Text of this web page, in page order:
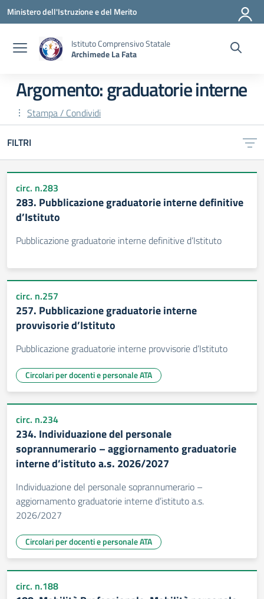
Vai ai contenuti
Vai al menu di navigazione
Vai al footer
Ministero dell'Istruzione e del Merito
Istituto Comprensivo Statale
Archimede La Fata
Argomento: graduatorie interne
Stampa / Condividi
FILTRI
circ. n.283
283. Pubblicazione graduatorie interne definitive
d’Istituto
Pubblicazione graduatorie interne definitive d’Istituto
circ. n.257
257. Pubblicazione graduatorie interne
provvisorie d’Istituto
Pubblicazione graduatorie interne provvisorie d’Istituto
Circolari per docenti e personale ATA
circ. n.234
234. Individuazione del personale
soprannumerario – aggiornamento graduatorie
interne d’istituto a.s. 2026/2027
Individuazione del personale soprannumerario –
aggiornamento graduatorie interne d’istituto a.s.
2026/2027
Circolari per docenti e personale ATA
circ. n.188